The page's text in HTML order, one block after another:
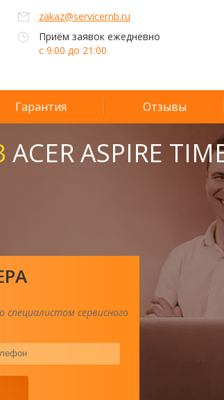
zakaz@servicernb.ru
Приём заявок ежедневно
с 9:00 до 21:00
Гарантия Отзывы
ACER ASPIRE
сервисного